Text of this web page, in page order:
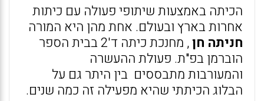
הכיתה באמצעות שיתופי פעולה עם כיתות
אחרות בארץ ובעולם. אחת מהן היא המורה
חניתה חן
, מחנכת כיתה ד'2 בבית הספר
הוברמן בפ"ת. פעולת ההעשרה
והמעורבות מתבססים בין היתר גם על
הבלוג הכיתתי שהיא מפעילה זה כמה שנים.